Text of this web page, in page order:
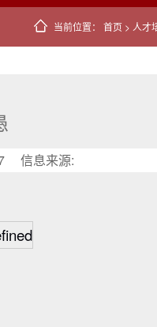
当前位置： 首页 > 人才
信息来源: